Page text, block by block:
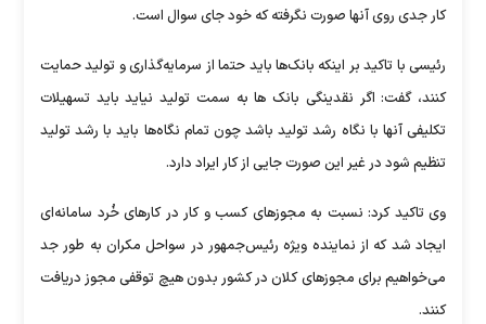
کار جدی روی آنها صورت نگرفته که خود جای ‏سوال است.
رئیسی با تاکید بر اینکه بانک‌ها باید حتما از سرمایه‌گذاری و تولید حمایت
کنند، گفت: اگر نقدینگی بانک ها به سمت تولید نیاید باید تسهیلات
تکلیفی آنها با نگاه ‏رشد تولید باشد چون تمام نگاه‌ها باید با رشد تولید
تنظیم شود در غیر این صورت جایی از کار ایراد دارد.
‏وی تاکید کرد: نسبت به مجوزهای کسب و کار در کارهای خُرد سامانه‌ای
ایجاد شد که از نماینده ویژه رئیس‌جمهور در سواحل مکران به طور جد
می‌خواهیم برای مجوزهای کلان ‏در کشور بدون هیچ توقفی مجوز دریافت
کنند.